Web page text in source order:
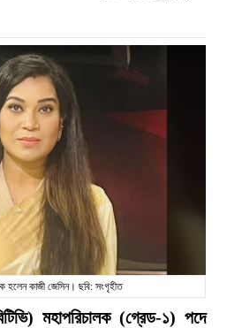
হলেন কাজী জেসিন। ছবি: সংগৃহীত
মহাপরিচালক (গ্রেড-১) পদে